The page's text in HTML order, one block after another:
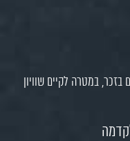
במטרה לקיים שוויון